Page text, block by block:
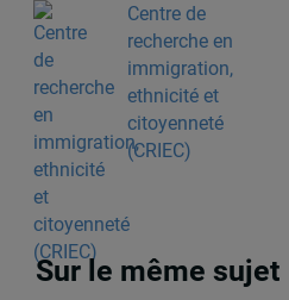
Centre de
recherche en
immigration,
ethnicité et
citoyenneté
(CRIEC)
Sur le même sujet